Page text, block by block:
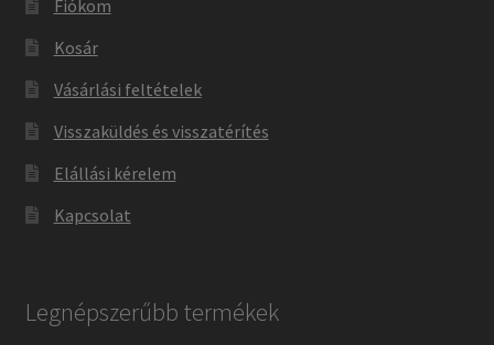
Fiókom
Kosár
Vásárlási feltételek
Visszaküldés és visszatérítés
Elállási kérelem
Kapcsolat
Legnépszerűbb termékek